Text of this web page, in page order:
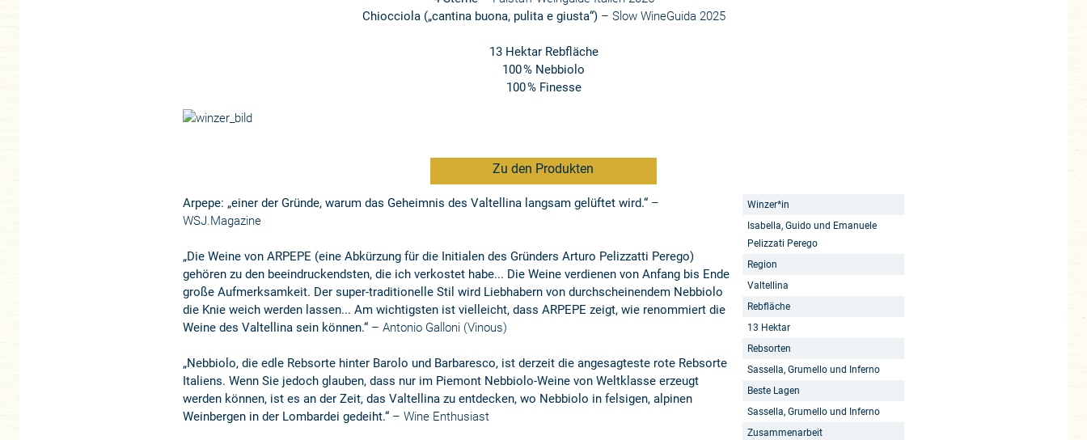
Chiocciola („cantina buona, pulita e giusta“)– Slow WineGuida 2025
13 Hektar Rebfläche
100 % Nebbiolo
100 % Finesse
Zu den Produkten
Winzer*in
Isabella, Guido und Emanuele
Pelizzati Perego
Region
Valtellina
Rebfläche
13 Hektar
Rebsorten
Sassella, Grumello und Inferno
Beste Lagen
Sassella, Grumello und Inferno
Zusammenarbeit
Arpepe: „einer der Gründe, warum das Geheimnis des Valtellina langsam gelüftet wird.“ –
WSJ.Magazine
„Die Weine von ARPEPE (eine Abkürzung für die Initialen des Gründers Arturo Pelizzatti Perego)
gehören zu den beeindruckendsten, die ich verkostet habe... Die Weine verdienen von Anfang bis Ende
große Aufmerksamkeit. Der super-traditionelle Stil wird Liebhabern von durchscheinendem Nebbiolo
die Knie weich werden lassen... Am wichtigsten ist vielleicht, dass ARPEPE zeigt, wie renommiert die
Weine des Valtellina sein können.“ – Antonio Galloni (Vinous)
„Nebbiolo, die edle Rebsorte hinter Barolo und Barbaresco, ist derzeit die angesagteste rote Rebsorte
Italiens. Wenn Sie jedoch glauben, dass nur im Piemont Nebbiolo-Weine von Weltklasse erzeugt
werden können, ist es an der Zeit, das Valtellina zu entdecken, wo Nebbiolo in felsigen, alpinen
Weinbergen in der Lombardei gedeiht.“ –Wine Enthusiast